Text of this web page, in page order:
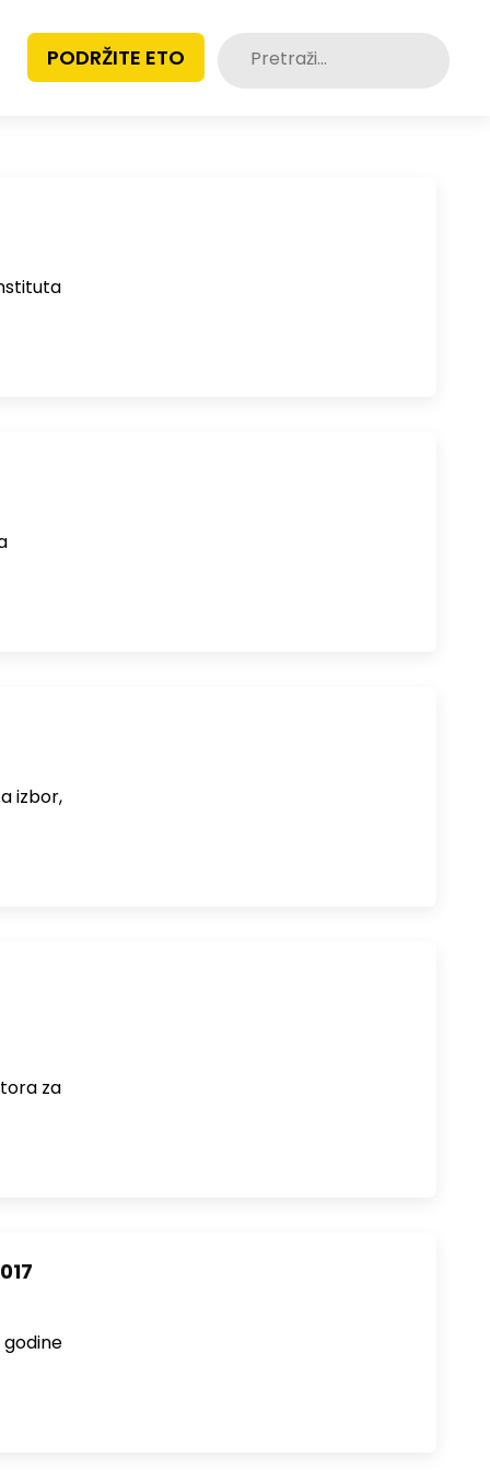
PODRŽITE ETO Pretraži:
izbor,
za
godine